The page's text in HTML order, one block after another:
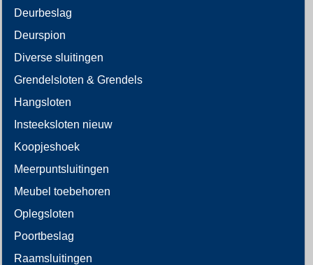
Deurbeslag
Deurspion
Diverse sluitingen
Grendelsloten & Grendels
Hangsloten
Insteeksloten nieuw
Koopjeshoek
Meerpuntsluitingen
Meubel toebehoren
Oplegsloten
Poortbeslag
Raamsluitingen